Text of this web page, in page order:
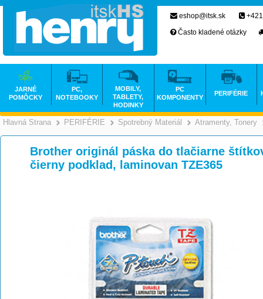
Hlavná Strana >
PERIFÉRIE >
Spotrebný Materiál >
Atramenty, Tonery
Brother originál páska do tlačiarne
čierny podklad, laminovan TZE365
eshop@itsk.sk
Často kladené otázky
JARNÉ
POMÔCKY
PC,
NOTEBOOKY
MOBILY,
TABLETY,
HODINKY
PC
KOMPONENTY
PERIFÉRIE